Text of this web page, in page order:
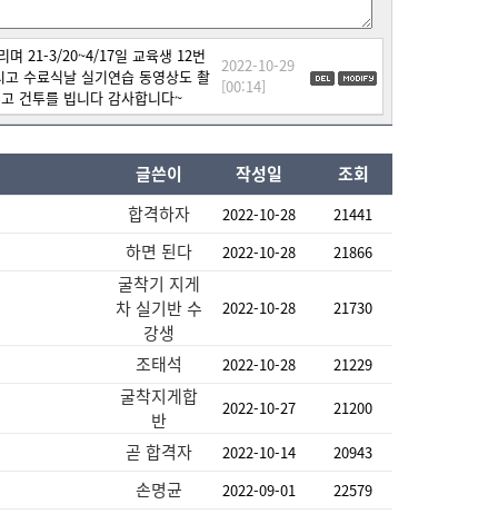
며 21-3/20~4/17일 교육생 12번
수료식날 실기연습 동영상도 촬
건투를 빕니다 감사합니다~
2022-10-29
[00:14]
글쓴이 작성일
조회
합격하자
2022-10-28 21441
하면 된다 2022-10-28 21866
굴착기 지게
차 실기반 수
강생
2022-10-28 21730
조태석 2022-10-28 21229
굴착지게합
반
2022-10-27 21200
곧 합격자 2022-10-14 20943
손명균 2022-09-01 22579